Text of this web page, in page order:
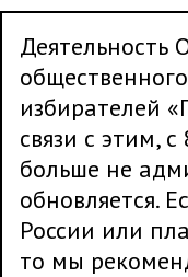
Деятельность
избирателей
связи с этим,
больше не
обновляется.
России или
то мы